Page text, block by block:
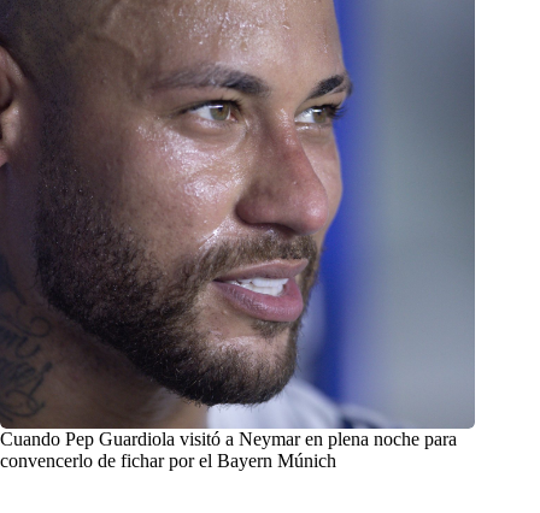
Cuando Pep Guardiola visitó a Neymar en plena noche para
convencerlo de fichar por el Bayern Múnich